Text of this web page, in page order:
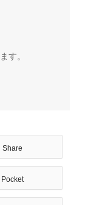
す。
Share
Pocket